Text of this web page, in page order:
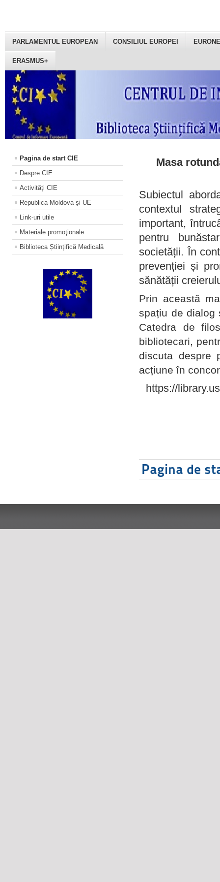
PARLAMENTUL EUROPEAN CONSILIUL EUROPEI
ERASMUS+
Pagina de start CIE
Despre CIE
Activități CIE
Republica Moldova și UE
Link-uri utile
Materiale promoţionale
Biblioteca Științifică Medicală
Masa
Subiectul
contextul
important,
pentru
societății. În
prevenției și
sănătății
Prin această
spațiu de dialog
Catedra de
bibliotecari,
discuta despre
acțiune în
https://
Pagina de